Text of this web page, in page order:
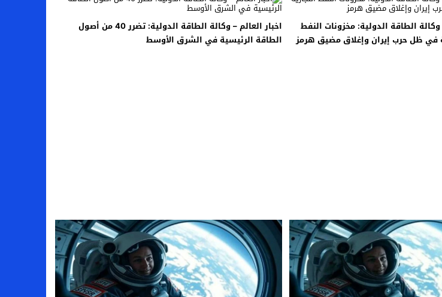
تجاري جديد
إلى الخليج
باتجاه بريطانيا
الطاقة الدولية: مخزونات النفط
في ظل حرب إيران وإغلاق مضيق هرمز
اخبار العالم – وكالة الطاقة الدولية: تضرر 40 من أصول
الطاقة الرئيسية في الشرق الأوسط